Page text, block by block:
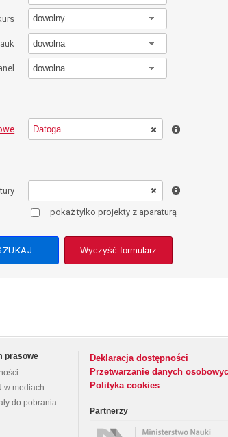
dowolny
dowolna
dowolna
pokaż tylko projekty z aparaturą
Wyczyść formularz
prasowe
w mediach
do pobrania
Deklaracja dostępności
Przetwarzanie danych
Polityka cookies
Partnerzy